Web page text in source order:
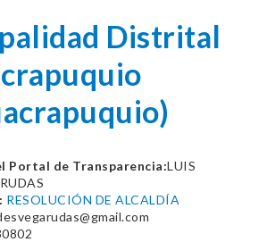
Distrital
Portal de Transparencia:LUIS
RESOLUCIÓN DE ALCALDÍA